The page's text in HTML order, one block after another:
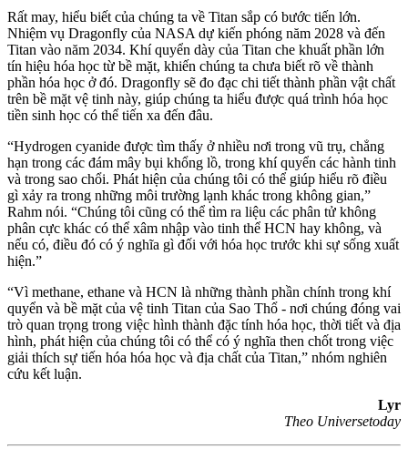
Rất may, hiểu biết của chúng ta về Titan sắp có bước tiến lớn.
Nhiệm vụ Dragonfly của NASA dự kiến phóng năm 2028 và đến
Titan vào năm 2034. Khí quyển dày của Titan che khuất phần lớn
tín hiệu hóa học từ bề mặt, khiến chúng ta chưa biết rõ về thành
phần hóa học ở đó. Dragonfly sẽ đo đạc chi tiết thành phần vật chất
trên bề mặt vệ tinh này, giúp chúng ta hiểu được quá trình hóa học
tiền sinh học có thể tiến xa đến đâu.
“Hydrogen cyanide được tìm thấy ở nhiều nơi trong vũ trụ, chẳng
hạn trong các đám mây bụi khổng lồ, trong khí quyển các hành tinh
và trong sao chổi. Phát hiện của chúng tôi có thể giúp hiểu rõ điều
gì xảy ra trong những môi trường lạnh khác trong không gian,”
Rahm nói. “Chúng tôi cũng có thể tìm ra liệu các phân tử không
phân cực khác có thể xâm nhập vào tinh thể HCN hay không, và
nếu có, điều đó có ý nghĩa gì đối với hóa học trước khi sự sống xuất
hiện.”
“Vì methane, ethane và HCN là những thành phần chính trong khí
quyển và bề mặt của vệ tinh Titan của Sao Thổ - nơi chúng đóng vai
trò quan trọng trong việc hình thành đặc tính hóa học, thời tiết và địa
hình, phát hiện của chúng tôi có thể có ý nghĩa then chốt trong việc
giải thích sự tiến hóa hóa học và địa chất của Titan,” nhóm nghiên
cứu kết luận.
Lyr
Theo Universetoday